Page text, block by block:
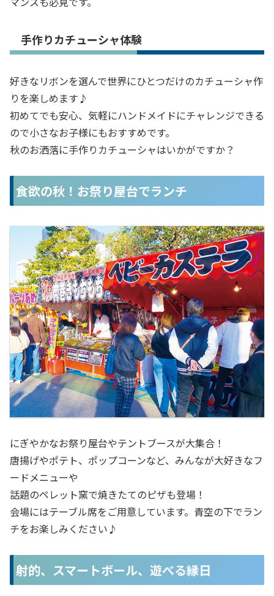
手作りカチューシャ体験
好きなリボンを選んで世界にひとつだけのカチューシャ作
りを楽しめます♪
初めてでも安心、気軽にハンドメイドにチャレンジできる
ので小さなお子様にもおすすめです。
秋のお洒落に手作りカチューシャはいかがですか？
食欲の秋！お祭り屋台でランチ
にぎやかなお祭り屋台やテントブースが大集合！
唐揚げやポテト、ポップコーンなど、みんなが大好きなフ
ードメニューや
話題のペレット窯で焼きたてのピザも登場！
会場にはテーブル席をご用意しています。青空の下でラン
チをお楽しみください♪
射的、スマートボール、遊べる縁日